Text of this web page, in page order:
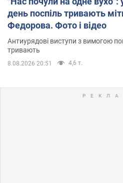
день поспіль тривають
Федорова. Фото і відео
Антиурядові виступи з вимогою
тривають
8.08.2026 20:51 4,6 т.